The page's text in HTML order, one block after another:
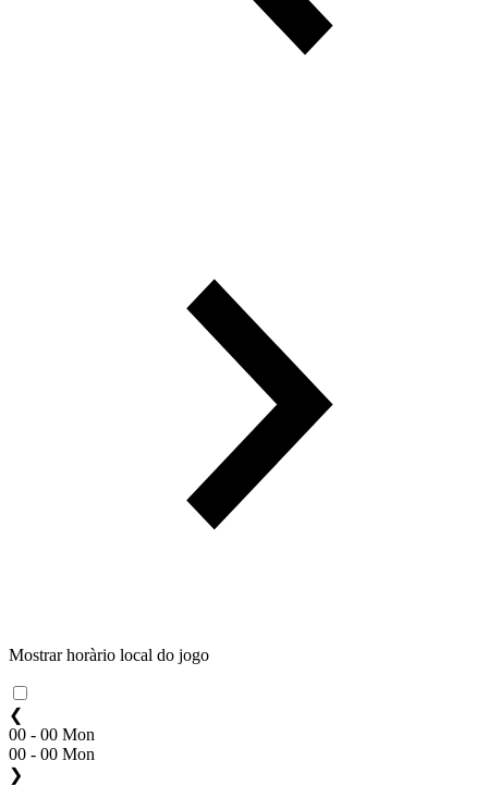
Mostrar horàrio local do jogo
❮
00 - 00 Mon
00 - 00 Mon
❯